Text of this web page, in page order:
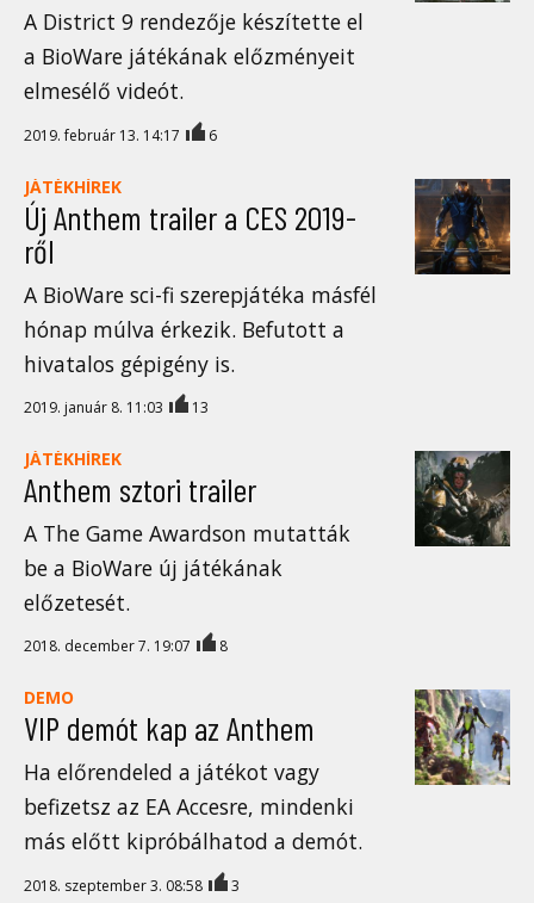
A District 9 rendezője készítette el
a BioWare játékának előzményeit
elmesélő videót.
2019. február 13. 14:17 6
JÁTÉKHÍREK
Új Anthem trailer a CES 2019-
ről
A BioWare sci-fi szerepjátéka másfél
hónap múlva érkezik. Befutott a
hivatalos gépigény is.
2019. január 8. 11:03 13
JÁTÉKHÍREK
Anthem sztori trailer
A The Game Awardson mutatták
be a BioWare új játékának
előzetesét.
2018. december 7. 19:07 8
DEMO
VIP demót kap az Anthem
Ha előrendeled a játékot vagy
befizetsz az EA Accesre, mindenki
más előtt kipróbálhatod a demót.
2018. szeptember 3. 08:58 3